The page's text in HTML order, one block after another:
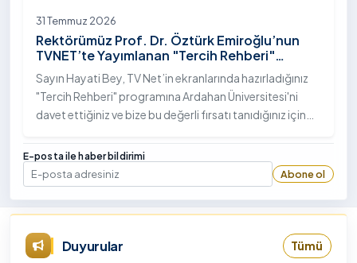
31 Temmuz 2026
Rektörümüz Prof. Dr. Öztürk Emiroğlu’nun
TVNET’te Yayımlanan "Tercih Rehberi"
Programındaki Röportajı
Sayın Hayati Bey, TV Net’in ekranlarında hazırladığınız
"Tercih Rehberi" programına Ardahan Üniversitesi'ni
davet ettiğiniz ve bize bu değerli fırsatı tanıdığınız için
teşekkürlerimi sunuyorum.
E-posta ile haber bildirimi
E-posta
Abone ol
Duyurular Tümü